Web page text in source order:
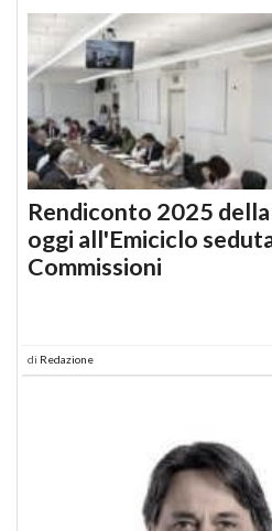
Rendiconto 2025
oggi all'Emiciclo
Commissioni
di Redazione